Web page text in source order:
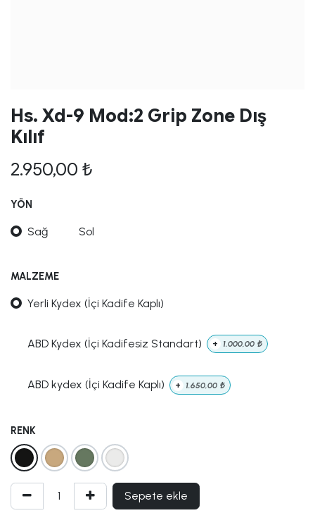
Hs. Xd-9 Mod:2 Grip Zone Dış
Kılıf
2.950,00 ₺
YÖN
Sağ Sol
MALZEME
Yerli Kydex (İçi Kadife Kaplı)
ABD Kydex (İçi Kadifesiz Standart) + 1.000,00 ₺
ABD kydex (İçi Kadife Kaplı) + 1.650,00 ₺
RENK
Sepete ekle